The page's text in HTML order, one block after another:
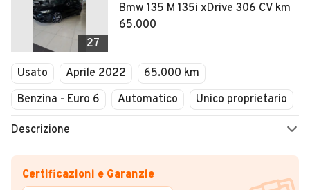
27
Bmw 135 M 135i xDrive 306 CV km
65.000
Usato Aprile 2022
65.000 km
Benzina - Euro 6
Automatico Unico proprietario
Descrizione
Certificazioni e Garanzie